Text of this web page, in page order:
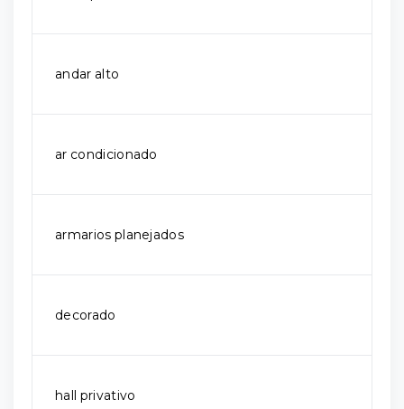
andar alto
ar condicionado
armarios planejados
decorado
hall privativo